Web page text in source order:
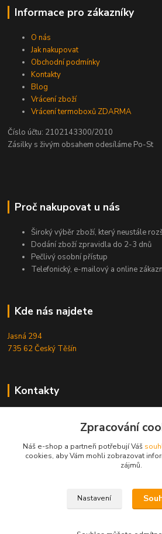
Informace pro zákazníky
O nás
Jak nakupovat
Obchodní podmínky
Kontakty
Blog
Vrácení zboží
Vrácení termoboxů ZDARMA
Číslo účtu: 2102143300/2010
Zásilky s živým obsahem odesíláme Po-St
Proč nakupovat u nás
Široký výběr zboží, který neustále
Dodání zboží zpravidla do 2-3 dnů
Pečlivý osobní přístup
Telefonický, e-mailový a online
Kde nás najdete
Jasná 294
735 62 Český Těšín
Kontakty
+420724095453
info@reefhome.cz
Zpracování
Náš e-shop a partneři potřebují Váš
cookies, aby Vám mohli zobrazovat
zájmů.
Nastavení